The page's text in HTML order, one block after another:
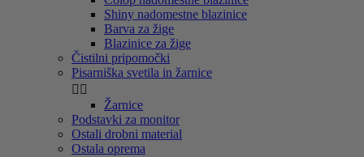
Shiny nadomestne blazinice
Barva za žige
Blazinice za žige
Čistilni pripomočki
Pisarniška svetila in žarnice
 
Žarnice
Podstavki za monitor
Ostali drobni material
Ostala oprema